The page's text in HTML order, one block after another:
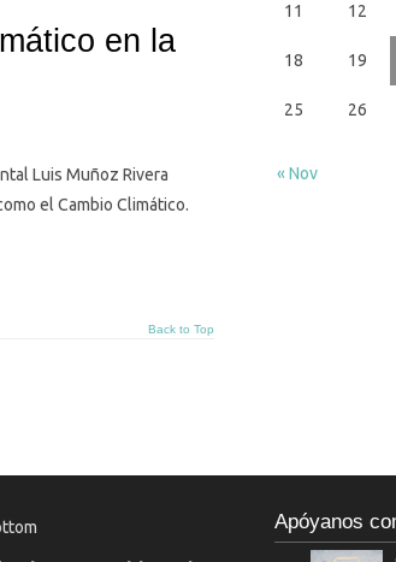
en la
Luis Muñoz Rivera
el Cambio Climático.
Back to Top
11 12
18 19
25 26
« Nov
Apóyanos